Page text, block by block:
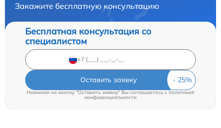
Закажите бесплатную консультацию
Бесплатная консультация со
специалистом
Оставить заявку
Нажимая на кнопку "Оставить заявку" Вы соглашаетесь cполитикой
конфиденциальности